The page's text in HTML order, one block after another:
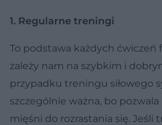
1. Regularne treningi
To podstawa każdych ćwiczeń
zależy nam na szybkim i
przypadku treningu siłowego
szczególnie ważna, bo
mięśni do rozrastania się. Jeśli